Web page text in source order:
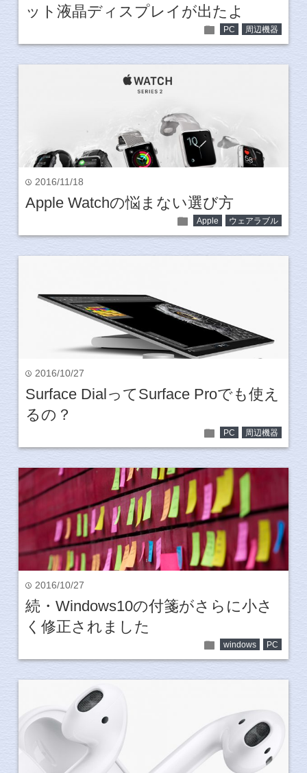
ット液晶ディスプレイが出たよ
folder PC 周辺機器
time 2016/11/18
Apple Watchの悩まない選び方
folder Apple ウェアラブル
time 2016/10/27
Surface DialってSurface Proでも使え
るの？
folder PC 周辺機器
time 2016/10/27
続・Windows10の付箋がさらに小さ
く修正されました
folder windows PC